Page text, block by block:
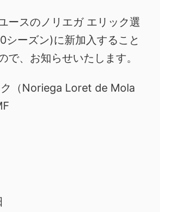
ースのノリエガ エリック選
シーズン)に新加入すること
で、お知らせいたします。
ク（Noriega Loret de Mola